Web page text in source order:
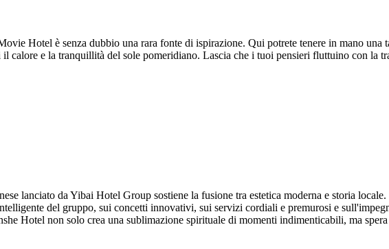
Hotel è senza dubbio una rara fonte di ispirazione. Qui potrete tenere in mano
calore e la tranquillità del sole pomeridiano. Lascia che i tuoi pensieri fluttuino con la
lanciato da Yibai Hotel Group sostiene la fusione tra estetica moderna e storia
del gruppo, sui concetti innovativi, sui servizi cordiali e premurosi e
Hotel non solo crea una sublimazione spirituale di momenti indimenticabili, ma